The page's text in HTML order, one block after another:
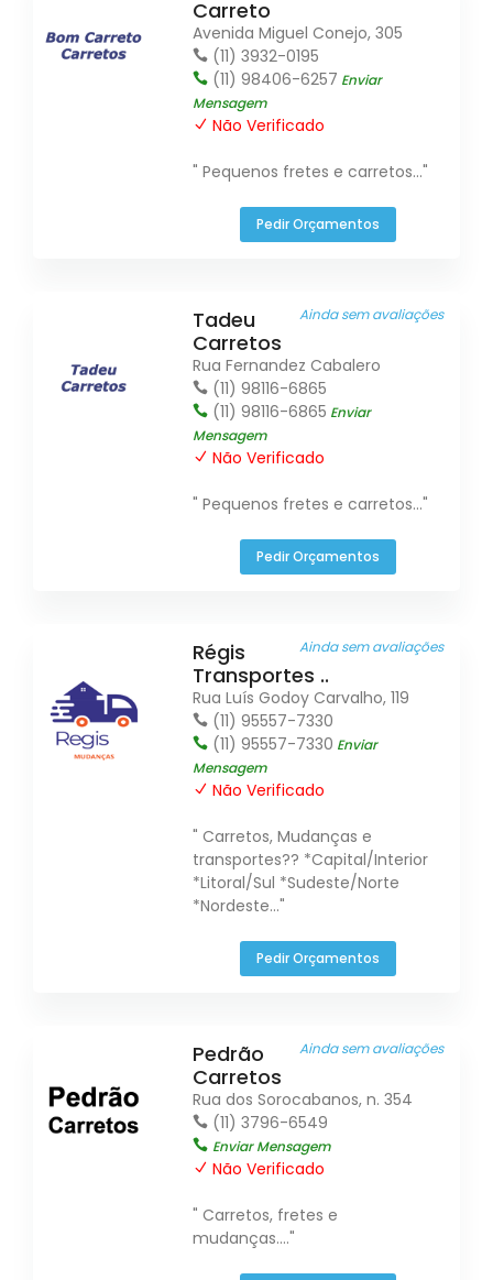
Carreto
Avenida Miguel Conejo, 305
(11) 3932-0195
(11) 98406-6257 Enviar
Mensagem
Não Verificado
" Pequenos fretes e carretos..."
Pedir Orçamentos
Ainda sem avaliações
Tadeu
Carretos
Rua Fernandez Cabalero
(11) 98116-6865
(11) 98116-6865 Enviar
Mensagem
Não Verificado
" Pequenos fretes e carretos..."
Pedir Orçamentos
Ainda sem avaliações
Régis
Transportes ..
Rua Luís Godoy Carvalho, 119
(11) 95557-7330
(11) 95557-7330 Enviar
Mensagem
Não Verificado
" Carretos, Mudanças e
transportes?? *Capital/Interior
*Litoral/Sul *Sudeste/Norte
*Nordeste..."
Pedir Orçamentos
Ainda sem avaliações
Pedrão
Carretos
Rua dos Sorocabanos, n. 354
(11) 3796-6549
Enviar Mensagem
Não Verificado
" Carretos, fretes e
mudanças...."